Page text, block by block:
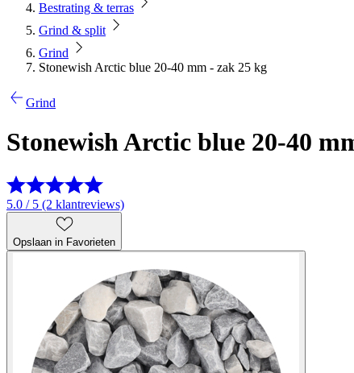
Bestrating & terras
Grind & split
Grind
Stonewish Arctic blue 20-40 mm - zak 25 kg
Grind
Stonewish Arctic blue 20-40
5.0 / 5 (2 klantreviews)
Opslaan in Favorieten